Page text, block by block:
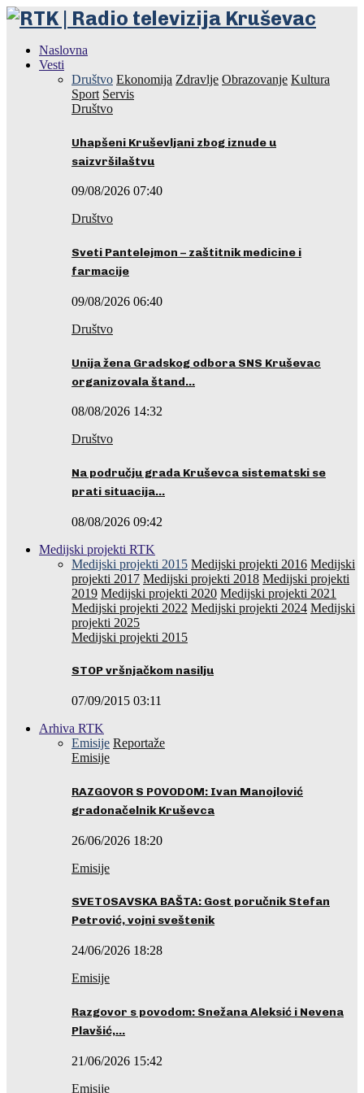
Naslovna
Vesti
Društvo Ekonomija Zdravlje Obrazovanje Kultura
Sport Servis
Društvo
Uhapšeni Kruševljani zbog iznude u
saizvršilaštvu
09/08/2026 07:40
Društvo
Sveti Pantelejmon – zaštitnik medicine i
farmacije
09/08/2026 06:40
Društvo
Unija žena Gradskog odbora SNS Kruševac
organizovala štand…
08/08/2026 14:32
Društvo
Na području grada Kruševca sistematski se
prati situacija…
08/08/2026 09:42
Medijski projekti RTK
Medijski projekti 2015 Medijski projekti 2016 Medijski
projekti 2017 Medijski projekti 2018 Medijski projekti
2019 Medijski projekti 2020 Medijski projekti 2021
Medijski projekti 2022 Medijski projekti 2024 Medijski
projekti 2025
Medijski projekti 2015
STOP vršnjačkom nasilju
07/09/2015 03:11
Arhiva RTK
Emisije Reportaže
Emisije
RAZGOVOR S POVODOM: Ivan Manojlović
gradonačelnik Kruševca
26/06/2026 18:20
Emisije
SVETOSAVSKA BAŠTA: Gost poručnik Stefan
Petrović, vojni sveštenik
24/06/2026 18:28
Emisije
Razgovor s povodom: Snežana Aleksić i Nevena
Plavšić,…
21/06/2026 15:42
Emisije